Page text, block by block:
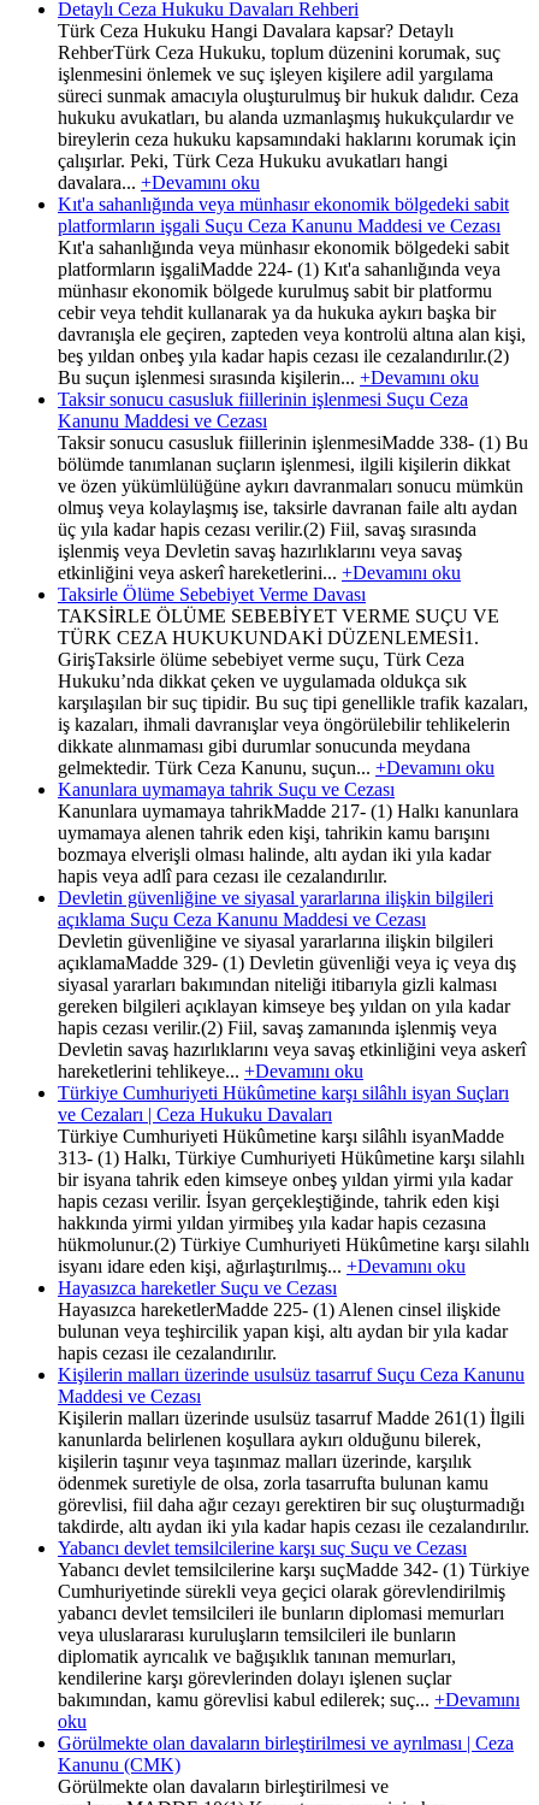
Detaylı Ceza Hukuku Davaları Rehberi
Türk Ceza Hukuku Hangi Davalara kapsar? Detaylı
RehberTürk Ceza Hukuku, toplum düzenini korumak, suç
işlenmesini önlemek ve suç işleyen kişilere adil yargılama
süreci sunmak amacıyla oluşturulmuş bir hukuk dalıdır. Ceza
hukuku avukatları, bu alanda uzmanlaşmış hukukçulardır ve
bireylerin ceza hukuku kapsamındaki haklarını korumak için
çalışırlar. Peki, Türk Ceza Hukuku avukatları hangi
davalara... +Devamını oku
Kıt'a sahanlığında veya münhasır ekonomik bölgedeki sabit
platformların işgali Suçu Ceza Kanunu Maddesi ve Cezası
Kıt'a sahanlığında veya münhasır ekonomik bölgedeki sabit
platformların işgaliMadde 224- (1) Kıt'a sahanlığında veya
münhasır ekonomik bölgede kurulmuş sabit bir platformu
cebir veya tehdit kullanarak ya da hukuka aykırı başka bir
davranışla ele geçiren, zapteden veya kontrolü altına alan kişi,
beş yıldan onbeş yıla kadar hapis cezası ile cezalandırılır.(2)
Bu suçun işlenmesi sırasında kişilerin... +Devamını oku
Taksir sonucu casusluk fiillerinin işlenmesi Suçu Ceza
Kanunu Maddesi ve Cezası
Taksir sonucu casusluk fiillerinin işlenmesiMadde 338- (1) Bu
bölümde tanımlanan suçların işlenmesi, ilgili kişilerin dikkat
ve özen yükümlülüğüne aykırı davranmaları sonucu mümkün
olmuş veya kolaylaşmış ise, taksirle davranan faile altı aydan
üç yıla kadar hapis cezası verilir.(2) Fiil, savaş sırasında
işlenmiş veya Devletin savaş hazırlıklarını veya savaş
etkinliğini veya askerî hareketlerini... +Devamını oku
Taksirle Ölüme Sebebiyet Verme Davası
TAKSİRLE ÖLÜME SEBEBİYET VERME SUÇU VE
TÜRK CEZA HUKUKUNDAKİ DÜZENLEMESİ1.
GirişTaksirle ölüme sebebiyet verme suçu, Türk Ceza
Hukuku’nda dikkat çeken ve uygulamada oldukça sık
karşılaşılan bir suç tipidir. Bu suç tipi genellikle trafik kazaları,
iş kazaları, ihmali davranışlar veya öngörülebilir tehlikelerin
dikkate alınmaması gibi durumlar sonucunda meydana
gelmektedir. Türk Ceza Kanunu, suçun... +Devamını oku
Kanunlara uymamaya tahrik Suçu ve Cezası
Kanunlara uymamaya tahrikMadde 217- (1) Halkı kanunlara
uymamaya alenen tahrik eden kişi, tahrikin kamu barışını
bozmaya elverişli olması halinde, altı aydan iki yıla kadar
hapis veya adlî para cezası ile cezalandırılır.
Devletin güvenliğine ve siyasal yararlarına ilişkin bilgileri
açıklama Suçu Ceza Kanunu Maddesi ve Cezası
Devletin güvenliğine ve siyasal yararlarına ilişkin bilgileri
açıklamaMadde 329- (1) Devletin güvenliği veya iç veya dış
siyasal yararları bakımından niteliği itibarıyla gizli kalması
gereken bilgileri açıklayan kimseye beş yıldan on yıla kadar
hapis cezası verilir.(2) Fiil, savaş zamanında işlenmiş veya
Devletin savaş hazırlıklarını veya savaş etkinliğini veya askerî
hareketlerini tehlikeye... +Devamını oku
Türkiye Cumhuriyeti Hükûmetine karşı silâhlı isyan Suçları
ve Cezaları | Ceza Hukuku Davaları
Türkiye Cumhuriyeti Hükûmetine karşı silâhlı isyanMadde
313- (1) Halkı, Türkiye Cumhuriyeti Hükûmetine karşı silahlı
bir isyana tahrik eden kimseye onbeş yıldan yirmi yıla kadar
hapis cezası verilir. İsyan gerçekleştiğinde, tahrik eden kişi
hakkında yirmi yıldan yirmibeş yıla kadar hapis cezasına
hükmolunur.(2) Türkiye Cumhuriyeti Hükûmetine karşı silahlı
isyanı idare eden kişi, ağırlaştırılmış... +Devamını oku
Hayasızca hareketler Suçu ve Cezası
Hayasızca hareketlerMadde 225- (1) Alenen cinsel ilişkide
bulunan veya teşhircilik yapan kişi, altı aydan bir yıla kadar
hapis cezası ile cezalandırılır.
Kişilerin malları üzerinde usulsüz tasarruf Suçu Ceza Kanunu
Maddesi ve Cezası
Kişilerin malları üzerinde usulsüz tasarruf Madde 261(1) İlgili
kanunlarda belirlenen koşullara aykırı olduğunu bilerek,
kişilerin taşınır veya taşınmaz malları üzerinde, karşılık
ödenmek suretiyle de olsa, zorla tasarrufta bulunan kamu
görevlisi, fiil daha ağır cezayı gerektiren bir suç oluşturmadığı
takdirde, altı aydan iki yıla kadar hapis cezası ile cezalandırılır.
Yabancı devlet temsilcilerine karşı suç Suçu ve Cezası
Yabancı devlet temsilcilerine karşı suçMadde 342- (1) Türkiye
Cumhuriyetinde sürekli veya geçici olarak görevlendirilmiş
yabancı devlet temsilcileri ile bunların diplomasi memurları
veya uluslararası kuruluşların temsilcileri ile bunların
diplomatik ayrıcalık ve bağışıklık tanınan memurları,
kendilerine karşı görevlerinden dolayı işlenen suçlar
bakımından, kamu görevlisi kabul edilerek; suç... +Devamını
oku
Görülmekte olan davaların birleştirilmesi ve ayrılması | Ceza
Kanunu (CMK)
Görülmekte olan davaların birleştirilmesi ve